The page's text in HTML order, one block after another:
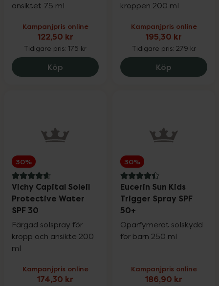
ansiktet 75 ml
Kampanjpris online
122,50 kr
Tidigare pris: 175 kr
Köp La Roche-Posay Anthelios Anti Shine
kroppen 200 ml
Kampanjpris online
195,30 kr
Tidigare pris: 279 kr
Köp La Roche-
30%
4.7 av 5 i omdöme
Vichy Capital Soleil
Protective Water
SPF 30
Färgad solspray för
kropp och ansikte 200
ml
Kampanjpris online
174,30 kr
30%
4.4 av 5 i omdöme
Eucerin Sun Kids
Trigger Spray SPF
50+
Oparfymerat solskydd
för barn 250 ml
Kampanjpris online
186,90 kr